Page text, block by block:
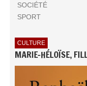
SOCIÉTÉ
SPORT
CULTURE
MARIE-HÉLOÏSE,